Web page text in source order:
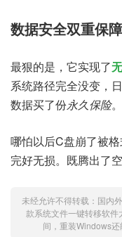
数据安全双重保障
最狠的是，它实现了
系统路径完全没变，
数据买了份永久保险。
哪怕以后C盘崩了被
完好无损。既腾出了
未经允许不得转载： 国内
款系统文件一键转移软
间，重装Windows